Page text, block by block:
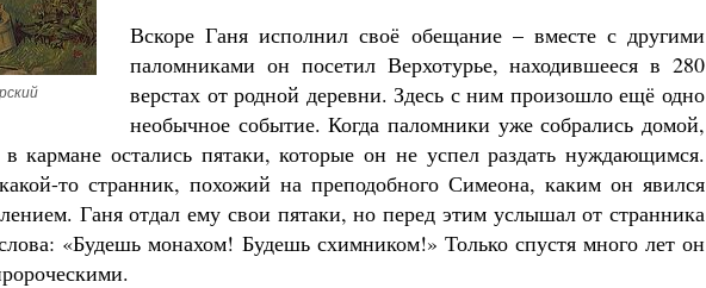
Вскоре Ганя исполнил своё обещание – вместе с другими
паломниками он посетил Верхотурье, находившееся в 280
верстах от родной деревни. Здесь с ним произошло ещё одно
необычное событие. Когда паломники уже собрались домой,
кармане остались пятаки, которые он не успел раздать нуждающимся.
то странник, похожий на преподобного Симеона, каким он явился
Ганя отдал ему свои пятаки, но перед этим услышал от странника
«Будешь монахом! Будешь схимником!» Только спустя много лет он